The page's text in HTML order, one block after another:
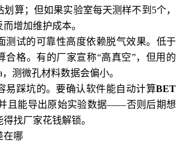
划算；但如果实验室每天测样不到5个，
增加维护成本。
测试的可靠性高度依赖脱气效果。低于
合格。有的厂家宣称“高真空”，但用的
，测微孔材料数据会偏小。
易踩坑的。要确认软件能自动计算BET
且能导出原始实验数据——否则后期想
找厂家花钱解锁。
在哪